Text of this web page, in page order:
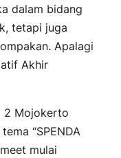
dalam bidang
tetapi juga
Apalagi
Akhir
2 Mojokerto
“SPENDA
mulai